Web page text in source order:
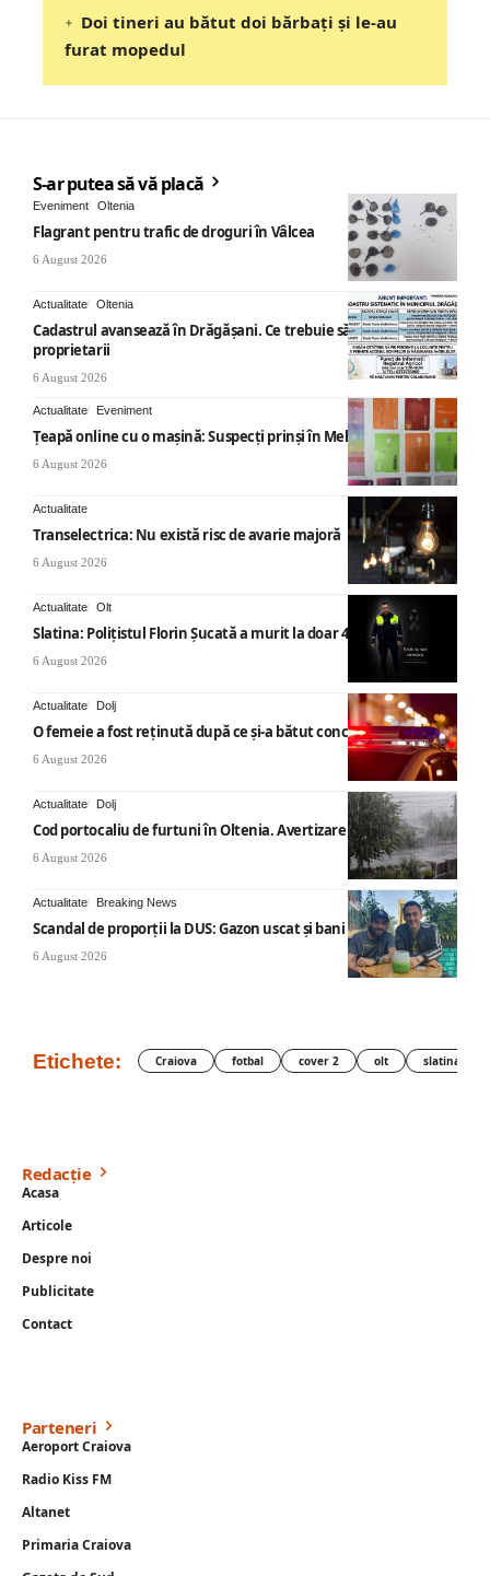
Doi tineri au bătut doi bărbați și le-au
furat mopedul
S-ar putea să vă placă
Eveniment Oltenia
Flagrant pentru trafic de droguri în Vâlcea
6 August 2026
Actualitate Oltenia
Cadastrul avansează în Drăgășani. Ce trebuie să știe
proprietarii
6 August 2026
Actualitate Eveniment
Țeapă online cu o mașină: Suspecți prinși în Mehedinți
6 August 2026
Actualitate
Transelectrica: Nu există risc de avarie majoră
6 August 2026
Actualitate Olt
Slatina: Poliţistul Florin Şucată a murit la doar 44 ani
6 August 2026
Actualitate Dolj
O femeie a fost reținută după ce și-a bătut concubinul
6 August 2026
Actualitate Dolj
Cod portocaliu de furtuni în Oltenia. Avertizare ANM
6 August 2026
Actualitate Breaking News
Scandal de proporții la DUS: Gazon uscat și bani publici
6 August 2026
Etichete: Craiova fotbal cover 2 olt slatina
Redacție
Acasa
Articole
Despre noi
Publicitate
Contact
Parteneri
Aeroport Craiova
Radio Kiss FM
Altanet
Primaria Craiova